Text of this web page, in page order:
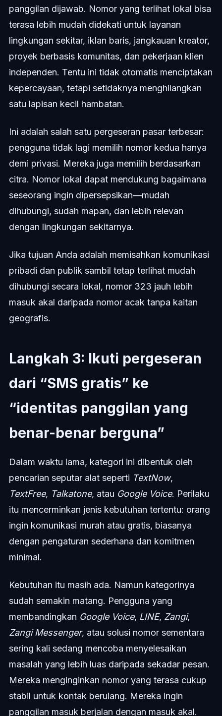
panggilan dijawab. Nomor yang terlihat lokal bisa
terasa lebih mudah didekati untuk layanan
lingkungan sekitar, iklan baris, jangkauan kreator,
proyek berbasis komunitas, dan pekerjaan klien
independen. Tentu ini tidak otomatis menciptakan
kepercayaan, tetapi setidaknya menghilangkan
satu lapisan kecil hambatan.
Ini adalah salah satu pergeseran pasar terbesar:
pengguna tidak lagi memilih nomor kedua hanya
demi privasi. Mereka juga memilih berdasarkan
citra. Nomor lokal dapat mendukung bagaimana
seseorang ingin dipersepsikan—mudah
dihubungi, sudah mapan, dan lebih relevan
dengan lingkungan sekitarnya.
Jika tujuan Anda adalah memisahkan komunikasi
pribadi dan publik sambil tetap terlihat mudah
dihubungi secara lokal, nomor 323 jauh lebih
masuk akal daripada nomor acak tanpa kaitan
geografis.
Langkah 3: Ikuti pergeseran
dari “SMS gratis” ke
“identitas panggilan yang
benar-benar berguna”
Dalam waktu lama, kategori ini dibentuk oleh
pencarian seputar alat seperti TextNow,
TextFree, Talkatone, atau Google Voice. Perilaku
itu mencerminkan jenis kebutuhan tertentu: orang
ingin komunikasi murah atau gratis, biasanya
dengan pengaturan sederhana dan komitmen
minimal.
Kebutuhan itu masih ada. Namun kategorinya
sudah semakin matang. Pengguna yang
membandingkan Google Voice, LINE, Zangi,
Zangi Messenger, atau solusi nomor sementara
sering kali sedang mencoba menyelesaikan
masalah yang lebih luas daripada sekadar pesan.
Mereka menginginkan nomor yang terasa cukup
stabil untuk kontak berulang. Mereka ingin
panggilan masuk berjalan dengan masuk akal.